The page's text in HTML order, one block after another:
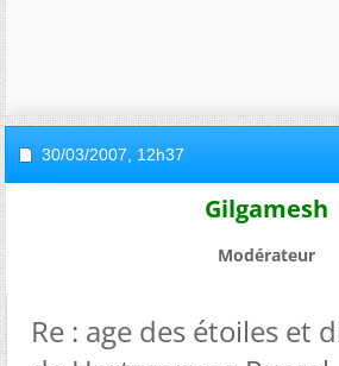
30/03/2007, 12h37
Gilgamesh
Modérateur
Re : age des étoiles et